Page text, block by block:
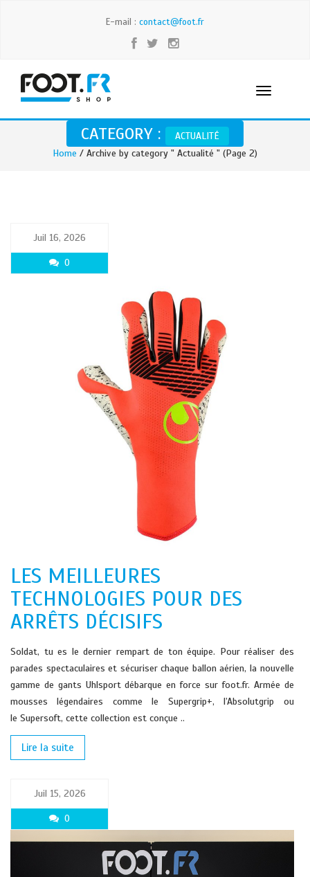
E-mail : contact@foot.fr
CATEGORY :
ACTUALITÉ
Home / Archive by category " Actualité " (Page 2)
Juil 16, 2026
0
LES MEILLEURES
TECHNOLOGIES POUR DES
ARRÊTS DÉCISIFS
Soldat, tu es le dernier rempart de ton équipe. Pour réaliser des
parades spectaculaires et sécuriser chaque ballon aérien, la nouvelle
gamme de gants Uhlsport débarque en force sur foot.fr. Armée de
mousses légendaires comme le Supergrip+, l’Absolutgrip ou
le Supersoft, cette collection est conçue ..
Lire la suite
Juil 15, 2026
0